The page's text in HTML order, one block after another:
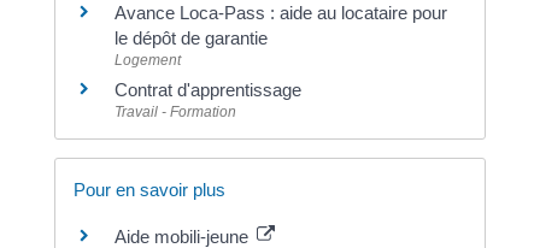
Avance Loca-Pass : aide au locataire pour
le dépôt de garantie
Logement
Contrat d'apprentissage
Travail - Formation
Pour en savoir plus
Aide mobili-jeune